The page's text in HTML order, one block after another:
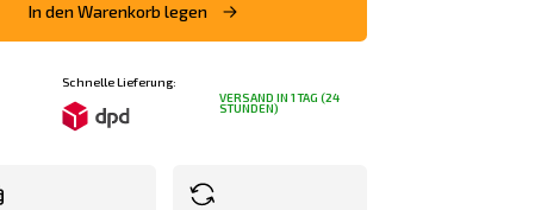
In den Warenkorb legen
Schnelle Lieferung:
VERSAND IN 1 TAG (24
STUNDEN)